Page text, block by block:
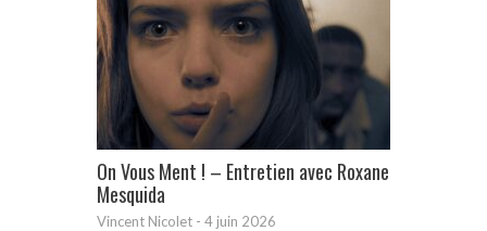
On Vous Ment ! – Entretien avec Roxane
Mesquida
Vincent Nicolet - 4 juin 2026